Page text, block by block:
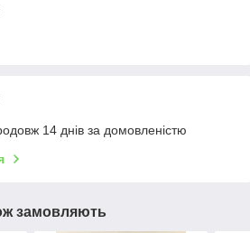
14 днів за домовленістю
замовляють